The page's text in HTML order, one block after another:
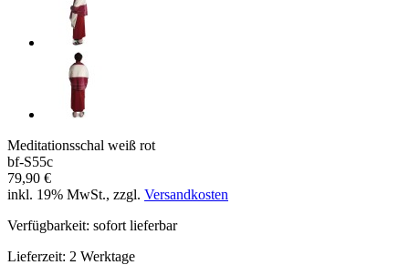
Meditationsschal weiß rot
bf-S55c
79,90 €
inkl. 19% MwSt., zzgl. Versandkosten
Verfügbarkeit: sofort lieferbar
Lieferzeit: 2 Werktage